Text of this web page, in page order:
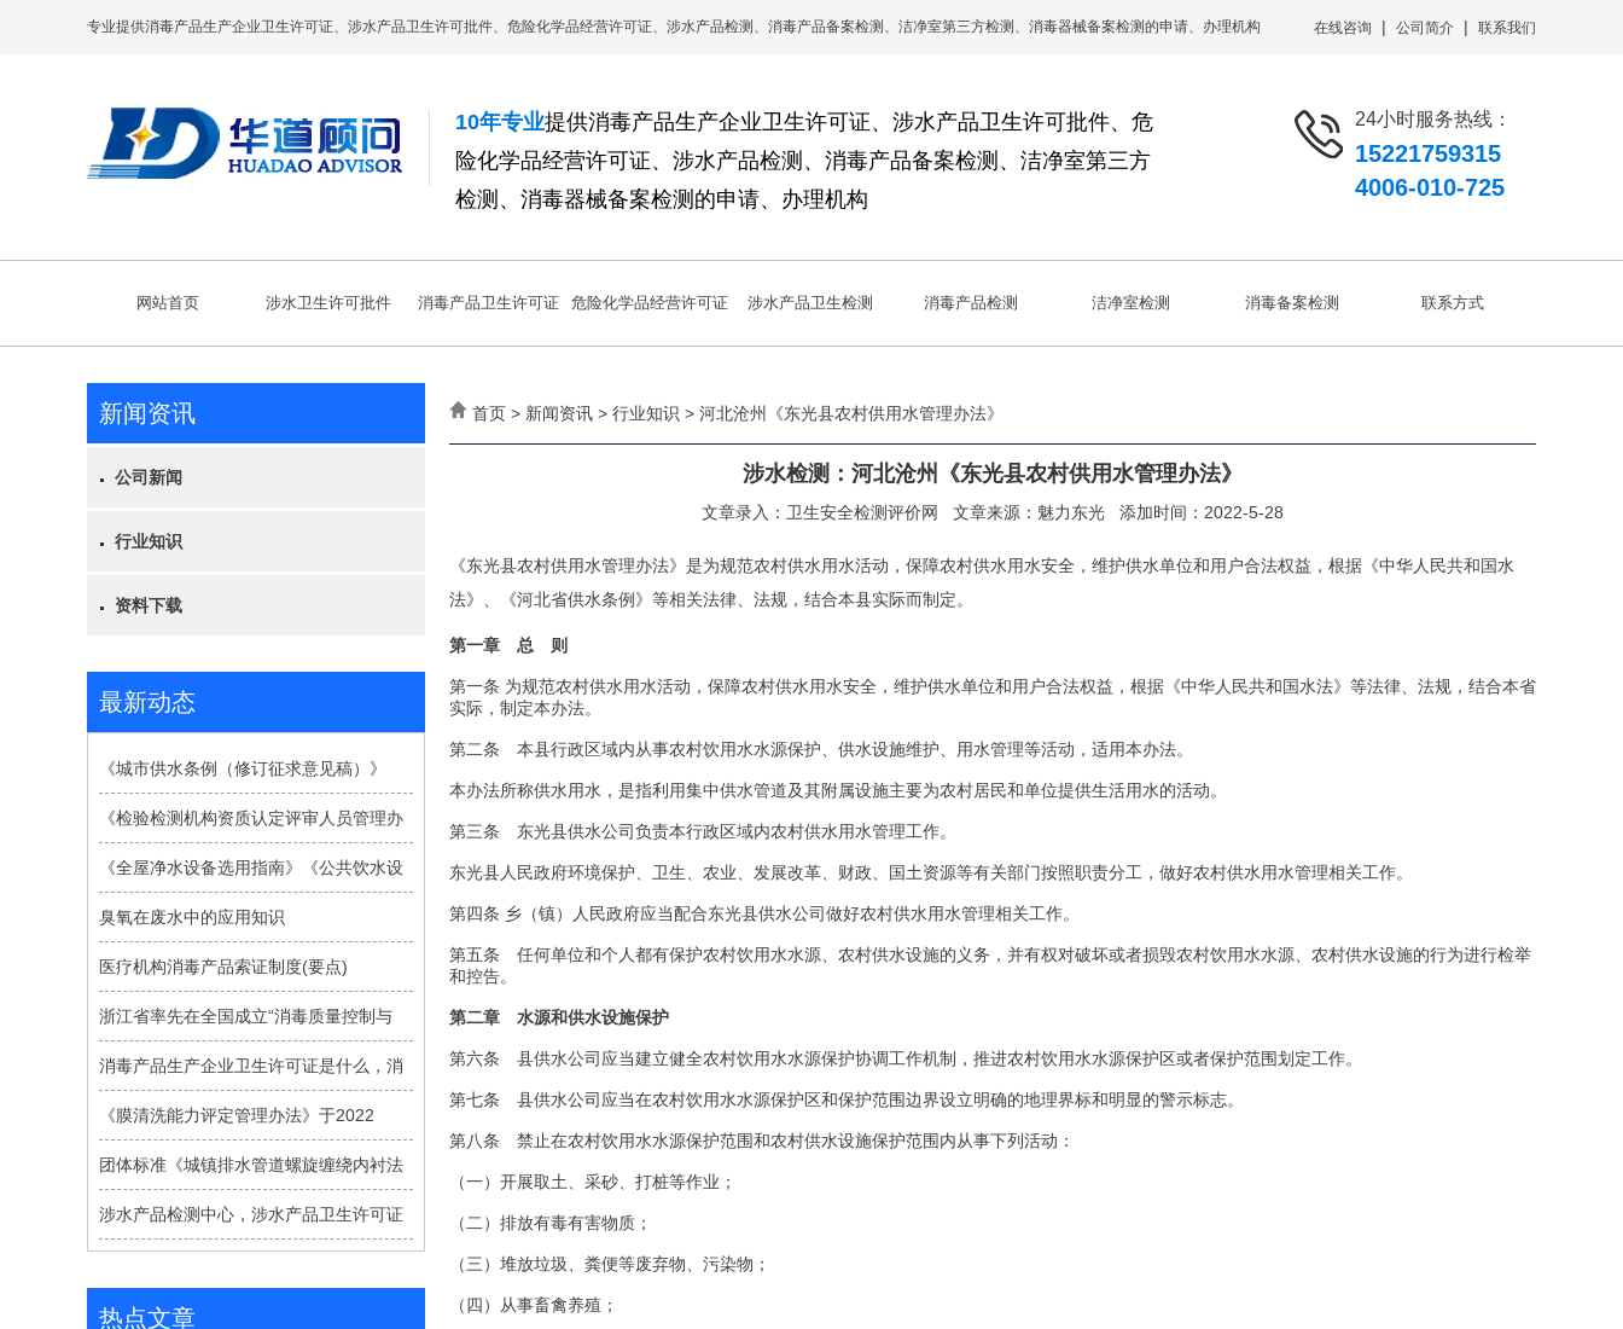
专业提供消毒产品生产企业卫生许可证、涉水产品卫生许可批件、危险化学品经营许可证、涉水产品检测、消毒产品备案检测、洁净室第三方检测、消毒器械备案检测的申请、办理机构 在线咨询 | 公司简介 | 联系我们
10年专业提供消毒产品生产企业卫生许可证、涉水产品卫生许可批件、危
险化学品经营许可证、涉水产品检测、消毒产品备案检测、洁净室第三方
检测、消毒器械备案检测的申请、办理机构
24小时服务热线：
15221759315
4006-010-725
网站首页 涉水卫生许可批件 消毒产品卫生许可证 危险化学品经营许可证 涉水产品卫生检测 消毒产品检测 洁净室检测 消毒备案检测 联系方式
新闻资讯
公司新闻
行业知识
资料下载
最新动态
《城市供水条例（修订征求意见稿）》
《检验检测机构资质认定评审人员管理办
《全屋净水设备选用指南》《公共饮水设
臭氧在废水中的应用知识
医疗机构消毒产品索证制度(要点)
浙江省率先在全国成立“消毒质量控制与
消毒产品生产企业卫生许可证是什么，消
《膜清洗能力评定管理办法》于2022
团体标准《城镇排水管道螺旋缠绕内衬法
涉水产品检测中心，涉水产品卫生许可证
热点文章
首页 > 新闻资讯 > 行业知识 > 河北沧州《东光县农村供用水管理办法》
涉水检测：河北沧州《东光县农村供用水管理办法》
文章录入： 卫生安全检测评价网 文章来源： 魅力东光 添加时间：2022-5-28
《东光县农村供用水管理办法》是为规范农村供水用水活动，保障农村供水用水安全，维护供水单位和用户合法权益，根据《中华人民共和国水
法》、《河北省供水条例》等相关法律、法规，结合本县实际而制定。
第一章 总 则
第一条 为规范农村供水用水活动，保障农村供水用水安全，维护供水单位和用户合法权益，根据《中华人民共和国水法》等法律、法规，结合本省
实际，制定本办法。
第二条 本县行政区域内从事农村饮用水水源保护、供水设施维护、用水管理等活动，适用本办法。
本办法所称供水用水，是指利用集中供水管道及其附属设施主要为农村居民和单位提供生活用水的活动。
第三条 东光县供水公司负责本行政区域内农村供水用水管理工作。
东光县人民政府环境保护、卫生、农业、发展改革、财政、国土资源等有关部门按照职责分工，做好农村供水用水管理相关工作。
第四条 乡（镇）人民政府应当配合东光县供水公司做好农村供水用水管理相关工作。
第五条 任何单位和个人都有保护农村饮用水水源、农村供水设施的义务，并有权对破坏或者损毁农村饮用水水源、农村供水设施的行为进行检举
和控告。
第二章 水源和供水设施保护
第六条 县供水公司应当建立健全农村饮用水水源保护协调工作机制，推进农村饮用水水源保护区或者保护范围划定工作。
第七条 县供水公司应当在农村饮用水水源保护区和保护范围边界设立明确的地理界标和明显的警示标志。
第八条 禁止在农村饮用水水源保护范围和农村供水设施保护范围内从事下列活动：
（一）开展取土、采砂、打桩等作业；
（二）排放有毒有害物质；
（三）堆放垃圾、粪便等废弃物、污染物；
（四）从事畜禽养殖；